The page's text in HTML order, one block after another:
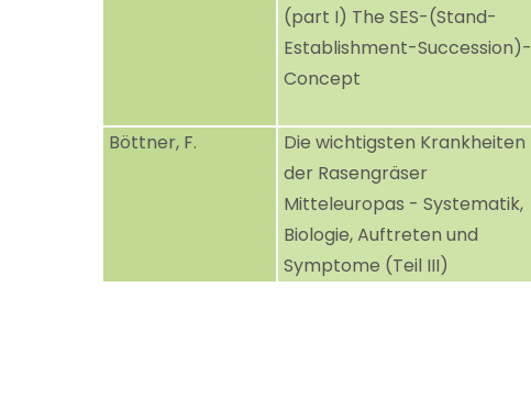
(part I) The SES-(Stand-
Establishment-Succession)-
Concept
Böttner, F.
Die wichtigsten Krankheiten
der Rasengräser
Mitteleuropas - Systematik,
Biologie, Auftreten und
Symptome (Teil III)